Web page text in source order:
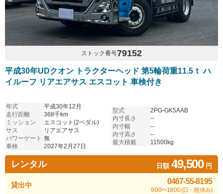
ストック番号79152
平成30年UDクオン トラクターヘッド 第5輪荷重11.5ｔ ハ
イルーフ リアエアサス エスコット 車検付き
年式
平成30年12月
走行距離
368千km
ミッション
エスコット(2ペダル)
サス
リアエアサス
パワーゲート 無
車検
2027年2月27日
型式
2PG-GK5AAB
内寸長さ
--
内寸幅
--
内寸高さ
--
最大積載
11500kg
レンタル 日額49,500円
貸出中 0467-55-8195
9:00〜18:00 (日・祝休み)